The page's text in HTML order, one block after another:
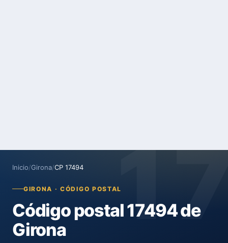
Inicio/Girona/CP 17494
GIRONA · CÓDIGO POSTAL
Código postal 17494 de
Girona